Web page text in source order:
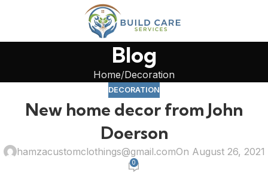
Blog
Home Decoration
DECORATION
New home decor from John
Doerson
hamzacustomclothings@gmail.comOn August 26, 2021
0